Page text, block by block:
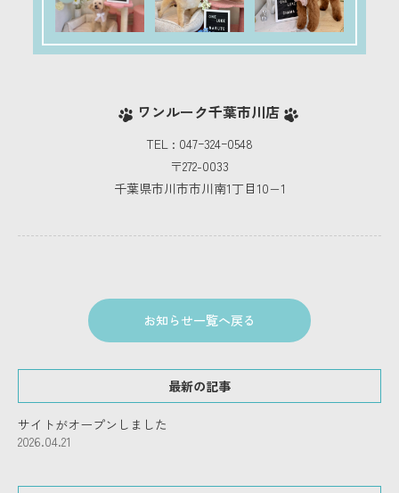
ワンルーク千葉市川店
TEL : 047ｰ324ｰ0548
〒272-0033
千葉県市川市市川南1丁目10−1
お知らせ一覧へ戻る
最新の記事
サイトがオープンしました
2026.04.21